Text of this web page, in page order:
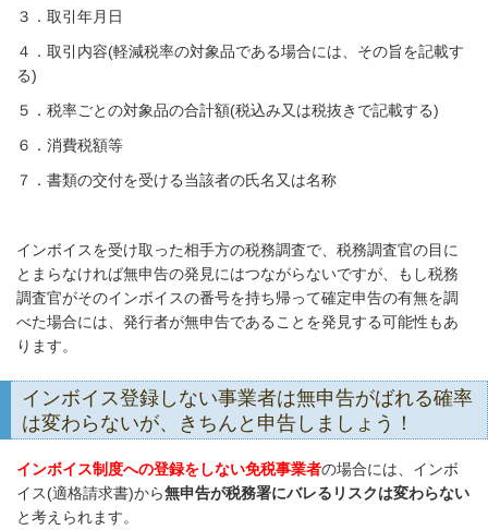
３．取引年月日
４．取引内容(軽減税率の対象品である場合には、その旨を記載す
る)
５．税率ごとの対象品の合計額(税込み又は税抜きで記載する)
６．消費税額等
７．書類の交付を受ける当該者の氏名又は名称
インボイスを受け取った相手方の税務調査で、税務調査官の目に
とまらなければ無申告の発見にはつながらないですが、もし税務
調査官がそのインボイスの番号を持ち帰って確定申告の有無を調
べた場合には、発行者が無申告であることを発見する可能性もあ
ります。
インボイス登録しない事業者は無申告がばれる確率
は変わらないが、きちんと申告しましょう！
インボイス制度への登録をしない免税事業者の場合には、インボ
イス(適格請求書)から無申告が税務署にバレるリスクは変わらない
と考えられます。